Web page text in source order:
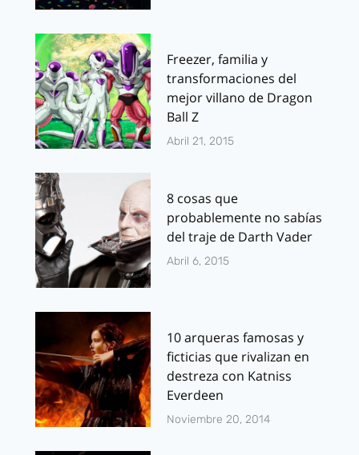
Freezer, familia y
transformaciones del
mejor villano de Dragon
Ball Z
Abril 21, 2015
8 cosas que
probablemente no sabías
del traje de Darth Vader
Abril 6, 2015
10 arqueras famosas y
ficticias que rivalizan en
destreza con Katniss
Everdeen
Noviembre 20, 2014